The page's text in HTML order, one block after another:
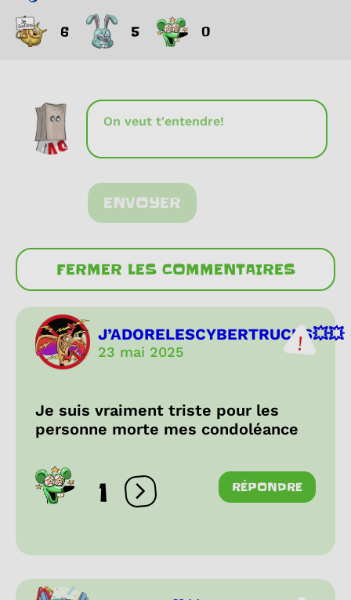
6 5 0
ENVOYER
FERMER LES COMMENTAIRES
J’ADORELESCYBERTRUCKS💥💥
23 mai 2025
Je suis vraiment triste pour les
personne morte mes condoléance
1 Ouvrir les réactions
RÉPONDRE